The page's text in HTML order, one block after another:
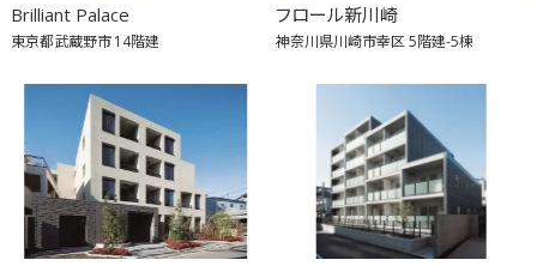
Brilliant Palace
東京都武蔵野市14階建
フロール新川崎
神奈川県川崎市幸区5階建-5棟